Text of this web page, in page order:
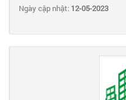
Ngày cập nhật: 12-05-2023